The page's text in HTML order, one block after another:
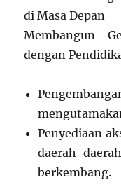
di Masa Depan
Membangun
dengan
Penyediaan
daerah-
berkembang.